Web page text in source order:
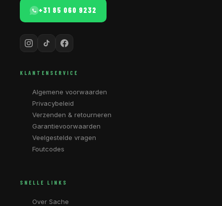
+31 85 060 9232
KLANTENSERVICE
Algemene voorwaarden
Privacybeleid
Verzenden & retourneren
Garantievoorwaarden
Veelgestelde vragen
Foutcodes
SNELLE LINKS
Over Sache